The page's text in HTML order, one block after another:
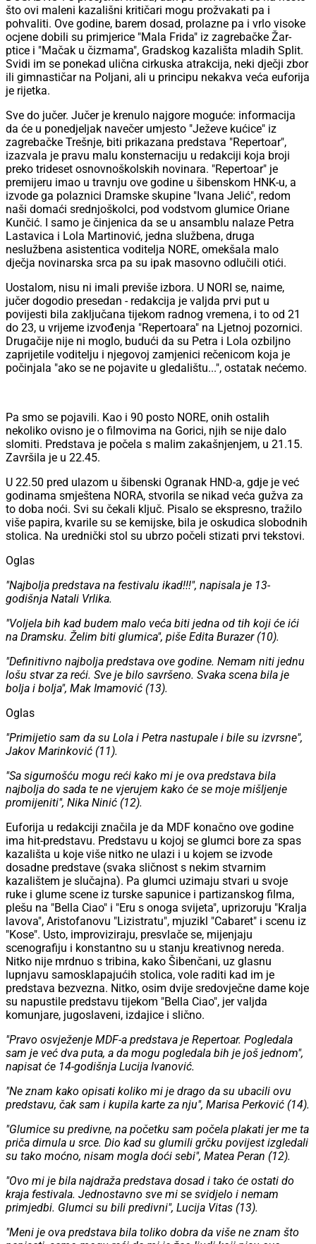
što ovi maleni kazališni kritičari mogu prožvakati pa i
pohvaliti. Ove godine, barem dosad, prolazne pa i vrlo visoke
ocjene dobili su primjerice "Mala Frida" iz zagrebačke Žar-
ptice i "Mačak u čizmama", Gradskog kazališta mladih Split.
Svidi im se ponekad ulična cirkuska atrakcija, neki dječji zbor
ili gimnastičar na Poljani, ali u principu nekakva veća euforija
je rijetka.
Sve do jučer. Jučer je krenulo najgore moguće: informacija
da će u ponedjeljak navečer umjesto "Ježeve kućice" iz
zagrebačke Trešnje, biti prikazana predstava "Repertoar",
izazvala je pravu malu konsternaciju u redakciji koja broji
preko trideset osnovnoškolskih novinara. "Repertoar" je
premijeru imao u travnju ove godine u šibenskom HNK-u, a
izvode ga polaznici Dramske skupine "Ivana Jelić", redom
naši domaći srednjoškolci, pod vodstvom glumice Oriane
Kunčić. I samo je činjenica da se u ansamblu nalaze Petra
Lastavica i Lola Martinović, jedna službena, druga
neslužbena asistentica voditelja NORE, omekšala malo
dječja novinarska srca pa su ipak masovno odlučili otići.
Uostalom, nisu ni imali previše izbora. U NORI se, naime,
jučer dogodio presedan - redakcija je valjda prvi put u
povijesti bila zaključana tijekom radnog vremena, i to od 21
do 23, u vrijeme izvođenja "Repertoara" na Ljetnoj pozornici.
Drugačije nije ni moglo, budući da su Petra i Lola ozbiljno
zaprijetile voditelju i njegovoj zamjenici rečenicom koja je
počinjala "ako se ne pojavite u gledalištu...", ostatak nećemo.
Pa smo se pojavili. Kao i 90 posto NORE, onih ostalih
nekoliko ovisno je o filmovima na Gorici, njih se nije dalo
slomiti. Predstava je počela s malim zakašnjenjem, u 21.15.
Završila je u 22.45.
U 22.50 pred ulazom u šibenski Ogranak HND-a, gdje je već
godinama smještena NORA, stvorila se nikad veća gužva za
to doba noći. Svi su čekali ključ. Pisalo se ekspresno, tražilo
više papira, kvarile su se kemijske, bila je oskudica slobodnih
stolica. Na urednički stol su ubrzo počeli stizati prvi tekstovi.
Oglas
"Najbolja predstava na festivalu ikad!!!", napisala je 13-
godišnja Natali Vrlika.
"Voljela bih kad budem malo veća biti jedna od tih koji će ići
na Dramsku. Želim biti glumica", piše Edita Burazer (10).
"Definitivno najbolja predstava ove godine. Nemam niti jednu
lošu stvar za reći. Sve je bilo savršeno. Svaka scena bila je
bolja i bolja", Mak Imamović (13).
Oglas
"Primijetio sam da su Lola i Petra nastupale i bile su izvrsne",
Jakov Marinković (11).
"Sa sigurnošću mogu reći kako mi je ova predstava bila
najbolja do sada te ne vjerujem kako će se moje mišljenje
promijeniti", Nika Ninić (12).
Euforija u redakciji značila je da MDF konačno ove godine
ima hit-predstavu. Predstavu u kojoj se glumci bore za spas
kazališta u koje više nitko ne ulazi i u kojem se izvode
dosadne predstave (svaka sličnost s nekim stvarnim
kazalištem je slučajna). Pa glumci uzimaju stvari u svoje
ruke i glume scene iz turske sapunice i partizanskog filma,
plešu na "Bella Ciao" i "Eru s onoga svijeta", uprizoruju "Kralja
lavova", Aristofanovu "Lizistratu", mjuzikl "Cabaret" i scenu iz
"Kose". Usto, improviziraju, presvlače se, mijenjaju
scenografiju i konstantno su u stanju kreativnog nereda.
Nitko nije mrdnuo s tribina, kako Šibenčani, uz glasnu
lupnjavu samosklapajućih stolica, vole raditi kad im je
predstava bezvezna. Nitko, osim dvije sredovječne dame koje
su napustile predstavu tijekom "Bella Ciao", jer valjda
komunjare, jugoslaveni, izdajice i slično.
"Pravo osvježenje MDF-a predstava je Repertoar. Pogledala
sam je već dva puta, a da mogu pogledala bih je još jednom",
napisat će 14-godišnja Lucija Ivanović.
"Ne znam kako opisati koliko mi je drago da su ubacili ovu
predstavu, čak sam i kupila karte za nju", Marisa Perković (14).
"Glumice su predivne, na početku sam počela plakati jer me ta
priča dirnula u srce. Dio kad su glumili grčku povijest izgledali
su tako moćno, nisam mogla doći sebi", Matea Peran (12).
"Ovo mi je bila najdraža predstava dosad i tako će ostati do
kraja festivala. Jednostavno sve mi se svidjelo i nemam
primjedbi. Glumci su bili predivni", Lucija Vitas (13).
"Meni je ova predstava bila toliko dobra da više ne znam što